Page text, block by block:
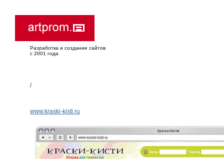
Разработка и создание сайтов
с 2001 года
/
www.kraski-kisti.ru